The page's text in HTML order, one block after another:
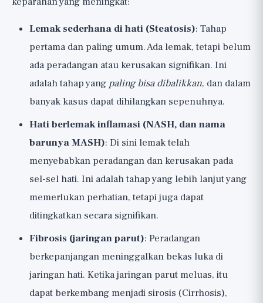
Lemak sederhana di hati (Steatosis): Tahap
pertama dan paling umum. Ada lemak, tetapi belum
ada peradangan atau kerusakan signifikan. Ini
adalah tahap yang paling bisa dibalikkan, dan dalam
banyak kasus dapat dihilangkan sepenuhnya.
Hati berlemak inflamasi (NASH, dan nama
barunya MASH): Di sini lemak telah
menyebabkan peradangan dan kerusakan pada
sel-sel hati. Ini adalah tahap yang lebih lanjut yang
memerlukan perhatian, tetapi juga dapat
ditingkatkan secara signifikan.
Fibrosis (jaringan parut): Peradangan
berkepanjangan meninggalkan bekas luka di
jaringan hati. Ketika jaringan parut meluas, itu
dapat berkembang menjadi sirosis (Cirrhosis),